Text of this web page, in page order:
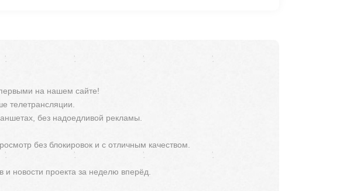
на нашем сайте!
телетрансляции.
без надоедливой рекламы.
без блокировок и с отличным качеством.
новости проекта за неделю вперёд.